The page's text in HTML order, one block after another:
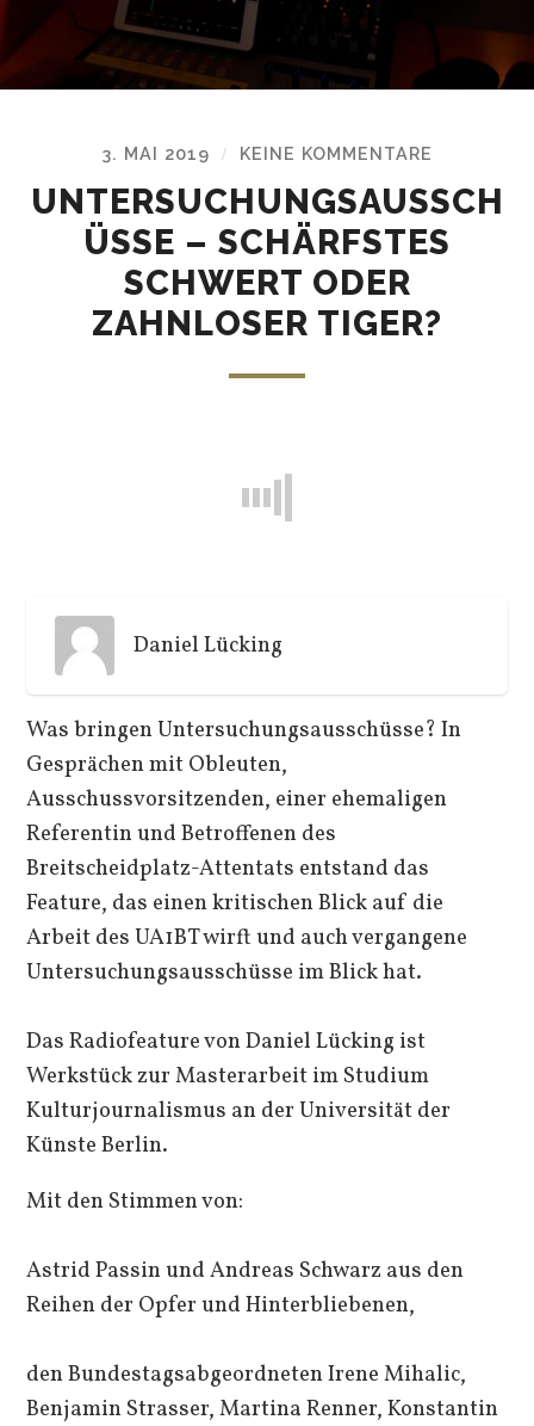
3. MAI 2019 / KEINE KOMMENTARE
UNTERSUCHUNGSAUSSCH
ÜSSE – SCHÄRFSTES
SCHWERT ODER
ZAHNLOSER TIGER?
Daniel Lücking
Was bringen Untersuchungsausschüsse? In
Gesprächen mit Obleuten,
Ausschussvorsitzenden, einer ehemaligen
Referentin und Betroffenen des
Breitscheidplatz-Attentats entstand das
Feature, das einen kritischen Blick auf die
Arbeit des UA1BT wirft und auch vergangene
Untersuchungsausschüsse im Blick hat.
Das Radiofeature von Daniel Lücking ist
Werkstück zur Masterarbeit im Studium
Kulturjournalismus an der Universität der
Künste Berlin.
Mit den Stimmen von:
Astrid Passin und Andreas Schwarz aus den
Reihen der Opfer und Hinterbliebenen,
den Bundestagsabgeordneten Irene Mihalic,
Benjamin Strasser, Martina Renner, Konstantin